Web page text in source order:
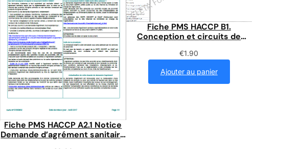
Fiche PMS HACCP A2.1 Notice
Demande d’agrément sanitaire
Fiche PMS HACCP B1.
Conception et circuits de
€1.90
Ajouter au panier